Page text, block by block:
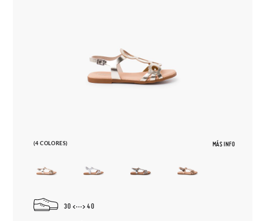
(4 COLORES) MÁS INFO
30 40